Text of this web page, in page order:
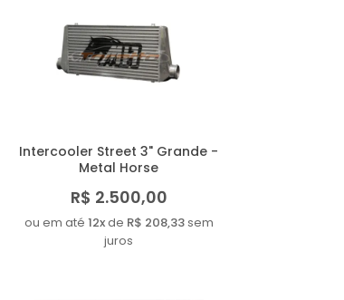
MENOR PREÇO
MAIOR PREÇO
Intercooler Street 3" Grande -
Metal Horse
R$ 2.500,00
ou em até 12xde R$ 208,33sem
juros